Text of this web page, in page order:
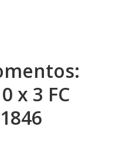
x 3 FC